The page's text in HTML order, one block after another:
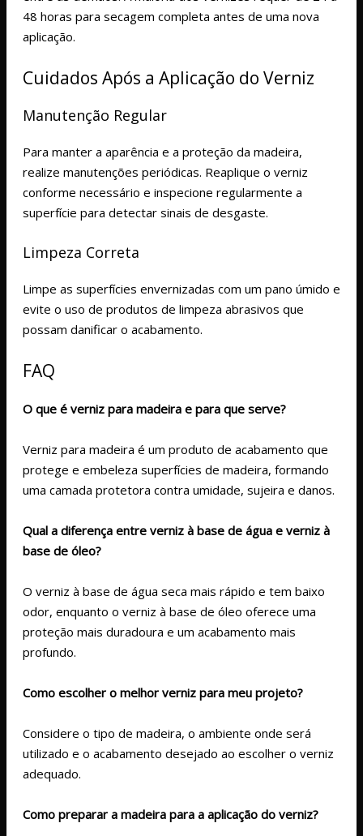
48 horas para secagem completa antes de uma nova
aplicação.
Cuidados Após a Aplicação do Verniz
Manutenção Regular
Para manter a aparência e a proteção da madeira,
realize manutenções periódicas. Reaplique o verniz
conforme necessário e inspecione regularmente a
superfície para detectar sinais de desgaste.
Limpeza Correta
Limpe as superfícies envernizadas com um pano úmido e
evite o uso de produtos de limpeza abrasivos que
possam danificar o acabamento.
FAQ
O que é verniz para madeira e para que serve?
Verniz para madeira é um produto de acabamento que
protege e embeleza superfícies de madeira, formando
uma camada protetora contra umidade, sujeira e danos.
Qual a diferença entre verniz à base de água e verniz à
base de óleo?
O verniz à base de água seca mais rápido e tem baixo
odor, enquanto o verniz à base de óleo oferece uma
proteção mais duradoura e um acabamento mais
profundo.
Como escolher o melhor verniz para meu projeto?
Considere o tipo de madeira, o ambiente onde será
utilizado e o acabamento desejado ao escolher o verniz
adequado.
Como preparar a madeira para a aplicação do verniz?